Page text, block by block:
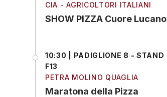
CIA - AGRICOLTORI ITALIANI
SHOW PIZZA Cuore Lucano
10:30 | PADIGLIONE 8 - STAND
F13
PETRA MOLINO QUAGLIA
Maratona della Pizza